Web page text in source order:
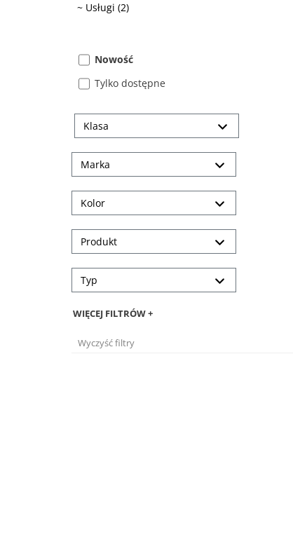
~ Usługi (2)
Nowość
Tylko dostępne
Klasa
Marka
Kolor
Produkt
Typ
WIĘCEJ FILTRÓW +
Wyczyść filtry